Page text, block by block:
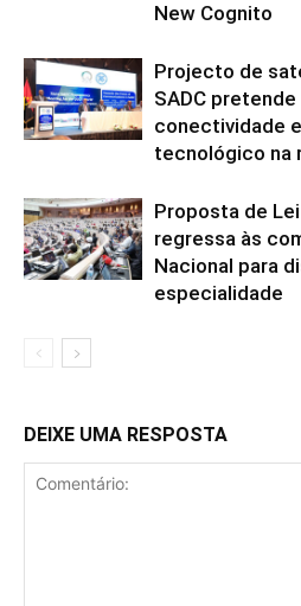
New Cognito
Projecto de
SADC
conectividade
tecnológico na
Proposta de
regressa às
Nacional para
especialidade
DEIXE UMA RESPOSTA